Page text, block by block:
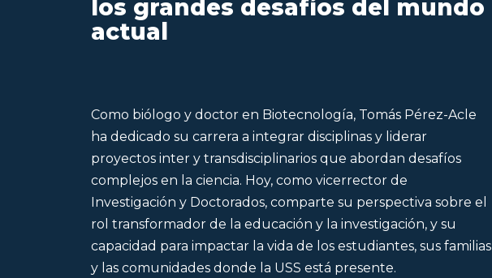
los grandes desafíos del mundo
actual
Como biólogo y doctor en Biotecnología, Tomás Pérez-Acle
ha dedicado su carrera a integrar disciplinas y liderar
proyectos inter y transdisciplinarios que abordan desafíos
complejos en la ciencia. Hoy, como vicerrector de
Investigación y Doctorados, comparte su perspectiva sobre el
rol transformador de la educación y la investigación, y su
capacidad para impactar la vida de los estudiantes, sus familias
y las comunidades donde la USS está presente.